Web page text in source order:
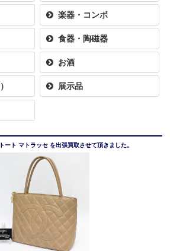
楽器・コンボ
食器・陶磁器
お酒
展示品
ート マトラッセ を出張買取させて頂きました。